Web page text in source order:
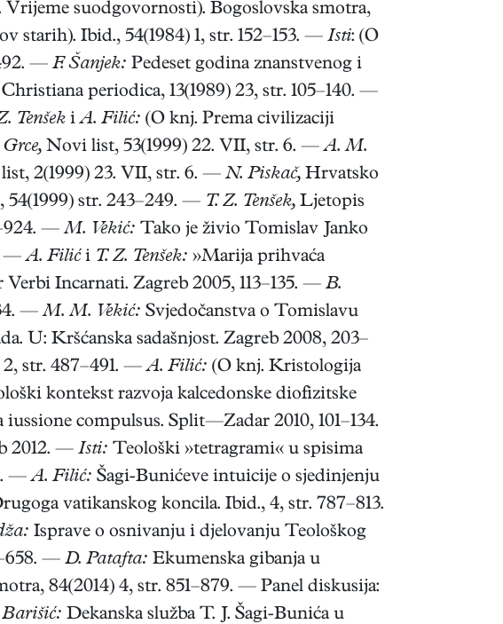
Vrijeme suodgovornosti). Bogoslovska smotra,
starih). Ibid., 54(1984) 1, str. 152–153. — Isti: (O
— F. Šanjek: Pedeset godina znanstvenog i
periodica, 13(1989) 23, str. 105–140. —
Tenšek iA. Filić: (O knj. Prema civilizaciji
Novi list, 53(1999) 22. VII, str. 6. —A. M.
2(1999) 23. VII, str. 6. — N. Piskač, Hrvatsko
str. 243–249. — T. Z. Tenšek, Ljetopis
—M. Vekić: Tako je živio Tomislav Janko
—A. Filići T. Z. Tenšek: »Marija prihvaća
Incarnati. Zagreb 2005, 113–135. — B.
—M. M. Vekić: Svjedočanstva o Tomislavu
U: Kršćanska sadašnjost. Zagreb 2008, 203–
2, str. 487–491. —A. Filić: (O knj. Kristologija
kontekst razvoja kalcedonske diofizitske
compulsus. Split—Zadar 2010, 101–134.
2012. — Isti: Teološki »tetragrami« u spisima
—A. Filić: Šagi-Bunićeve intuicije o sjedinjenju
vatikanskog koncila. Ibid., 4, str. 787–813.
Isprave o osnivanju i djelovanju Teološkog
— D. Patafta: Ekumenska gibanja u
84(2014) 4, str. 851–879. — Panel diskusija:
Dekanska služba T. J. Šagi-Bunića u